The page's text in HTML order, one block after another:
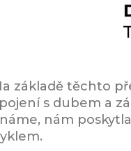
základě těchto
s dubem a
nám